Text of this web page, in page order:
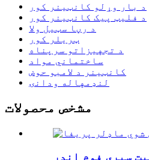
د بار وړلو کانټینر کور
د فلیټ پیک کانټینر کور
د رڼا سټیل ولا
ټریلر کور
د تجهیزاتو سرپناه
ساختماني مواد
کانټینر د لامبو حوض
لنډمهاله ودانۍ
مشخص محصولات